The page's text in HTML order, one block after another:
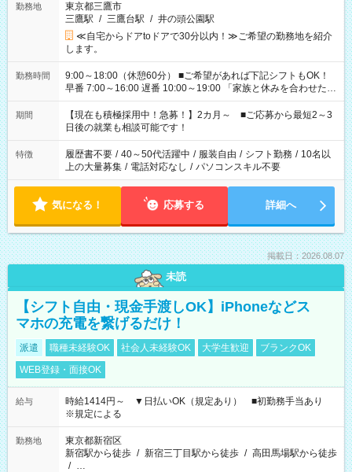
勤務地
東京都三鷹市
三鷹駅 / 三鷹台駅 / 井の頭公園駅
≪自宅からドアtoドアで30分以内！≫ご希望の勤務地を紹介
します。
勤務時間
9:00～18:00（休憩60分） ■ご希望があれば下記シフトもOK！
早番 7:00～16:00 遅番 10:00～19:00 「家族と休みを合わせた
い」 「余裕を持って夕飯の準備がしたい」 「できれば残業はし
たくない」 など、ご希望を教えてくださいね。 ※Wワーク希望
の方へ 今ご覧のお仕事で希望する勤務時間と、もう1つのお仕事
の勤務時間。 合計で週40時間を超える場合は応募できません。
期間
【現在も積極採用中！急募！】2カ月～ ■ご応募から最短2～3
日後の就業も相談可能です！
特徴 履歴書不要 / 40～50代活躍中 / 服装自由 / シフト勤務 / 10名以
上の大量募集 / 電話対応なし / パソコンスキル不要
気になる！ 応募する 詳細へ
掲載日：2026.08.07
未読
【シフト自由・現金手渡しOK】iPhoneなどス
マホの充電を繋げるだけ！
派遣 職種未経験OK 社会人未経験OK 大学生歓迎
ブランクOK
WEB登録・面接OK
給与
時給1414円～ ▼日払いOK（規定あり） ■初勤務手当あり
※規定による
勤務地
東京都新宿区
新宿駅から徒歩 / 新宿三丁目駅から徒歩 / 高田馬場駅から徒歩
/ …